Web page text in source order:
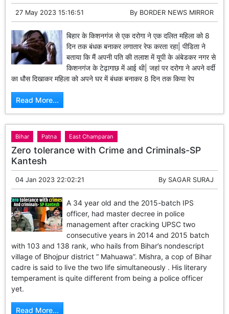
27 May 2023 15:16:51 By BORDER NEWS MIRROR
बिहार के किशनगंज से एक दरोगा ने एक दलित महिला को 8
दिन तक बंधक बनाकर लगातार रेफ करता रहा| पीडिता ने
बताया कि मैं अपनी पति की तलाश में यूपी के अंबेडकर नगर से
किशनगंज के टेढ़ागाछ में आई थी| जहां पर दरोगा ने अपने वर्दी
का धौस दिखाकर महिला को अपने घर में बंधक बनाकर 8 दिन तक किया रेप
Read More...
Bihar Patna East Champaran
Zero tolerance with Crime and Criminals-SP
Kantesh
04 Jan 2023 22:02:21 By SAGAR SURAJ
A 34 year old and the 2015-batch IPS
officer, had master decree in police
management after cracking UPSC two
consecutive years in 2014 and 2015 batch
with 103 and 138 rank, who hails from Bihar’s nondescript
village of Bhojpur district “ Mahuawa”. Mishra, a cop of Bihar
cadre is said to live the two life simultaneously . His literary
temperament is quite different from being a police officer
yet.
Read More...